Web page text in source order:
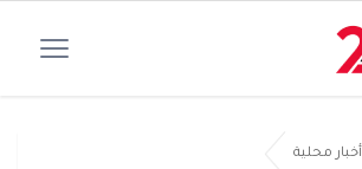
أخبار محلية